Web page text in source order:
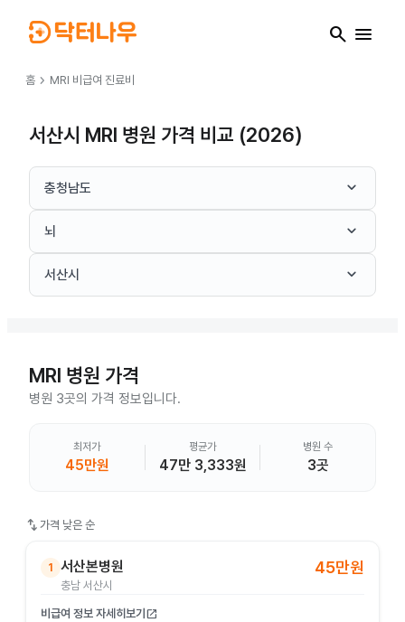
search menu
홈 chevron_right MRI 비급여 진료비
서산시 MRI 병원 가격 비교 (2026)
충청남도 keyboard_arrow_down
뇌 keyboard_arrow_down
서산시 keyboard_arrow_down
MRI 병원 가격
병원 3곳의 가격 정보입니다.
최저가
45만원
평균가
47만 3,333원
병원 수
3곳
swap_vert 가격 낮은 순
1 서산본병원
충남 서산시
45만원
비급여 정보 자세히보기 open_in_new